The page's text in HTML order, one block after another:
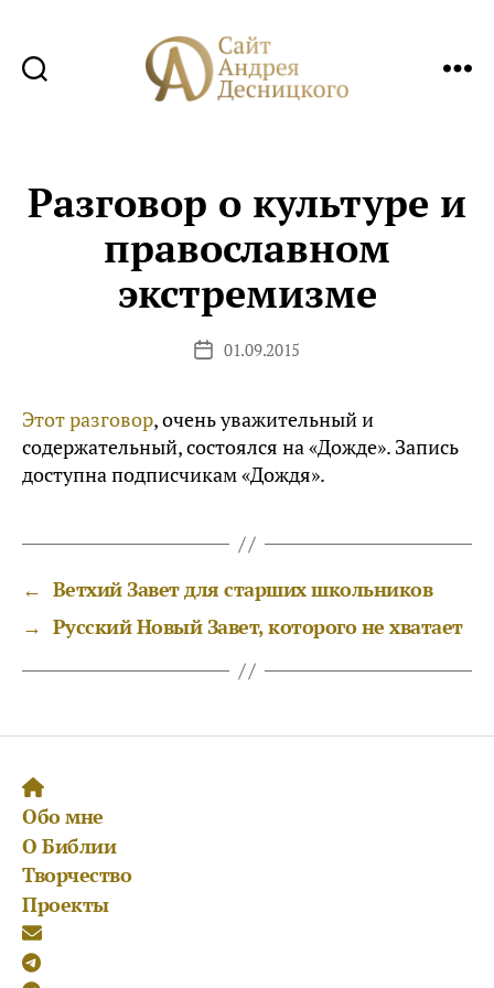
Разговор о культуре и
православном
экстремизме
Дата01.09.2015
Этот разговор, очень уважительный и
содержательный, состоялся на «Дожде». Запись
доступна подписчикам «Дождя».
← Ветхий Завет для старших школьников
→ Русский Новый Завет, которого не хватает
Обо мне
О Библии
Творчество
Проекты